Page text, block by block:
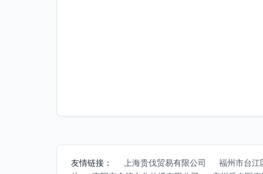
友情链接： 上海贵伐贸易有限公司
福州市台江